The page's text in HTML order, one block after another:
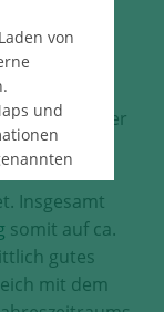
von ca.
kommt der
in
ca.
Insgesamt
somit auf ca.
gutes
mit dem
von
und
den